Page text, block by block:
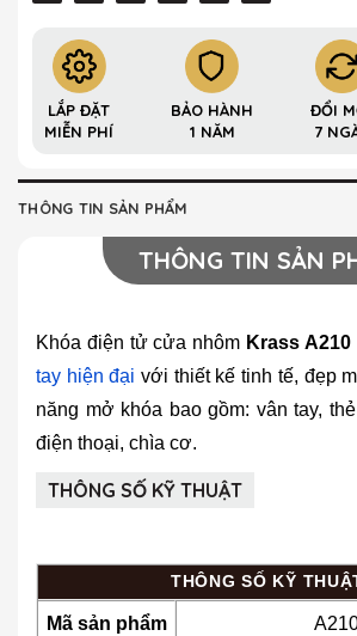
LẮP ĐẶT
MIỄN PHÍ
BẢO HÀNH
1 NĂM
ĐỔI
7
THÔNG TIN SẢN PHẨM
THÔNG TIN SẢN
Khóa điện tử cửa nhôm Krass A210
tay hiện đại với thiết kế tinh tế, đẹp
năng mở khóa bao gồm: vân tay,
điện thoại, chìa cơ.
THÔNG SỐ KỸ THUẬT
THÔNG SỐ KỸ
Mã sản phẩm